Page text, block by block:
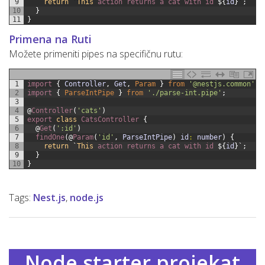
9
10
11
return
` This action returns a cat with id ${id } ` ;
}
}
Primena na Ruti
Možete primeniti pipes na specifičnu rutu:
1
2
3
4
5
6
7
8
9
10
import { Controller, Get , Param } from '@nestjs.common'
import
{ ParseIntPipe } from './parse-int.pipe' ;
@Controller( 'cats' )
export
class CatsController {
@Get ( ':id' )
findOne(@Param( 'id' , ParseIntPipe) id : number)
{
return
` This action returns a cat with id ${id } ` ;
}
}
Tags: Nest.js, node.js